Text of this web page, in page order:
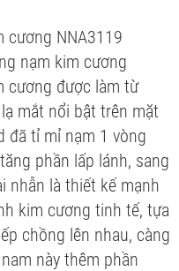
cương NNA3119
nạm kim cương
cương được làm từ
mắt nổi bật trên mặt
đã tỉ mỉ nạm 1 vòng
phần lấp lánh, sang
nhẫn là thiết kế mạnh
kim cương tinh tế, tựa
chồng lên nhau, càng
này thêm phần